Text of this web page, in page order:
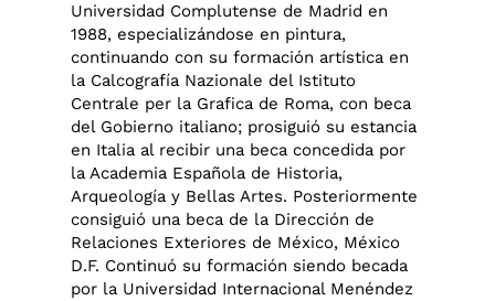
Universidad Complutense de Madrid en
1988, especializándose en pintura,
continuando con su formación artística en
la Calcografía Nazionale del Istituto
Centrale per la Grafica de Roma, con beca
del Gobierno italiano; prosiguió su estancia
en Italia al recibir una beca concedida por
la Academia Española de Historia,
Arqueología y Bellas Artes. Posteriormente
consiguió una beca de la Dirección de
Relaciones Exteriores de México, México
D.F. Continuó su formación siendo becada
por la Universidad Internacional Menéndez